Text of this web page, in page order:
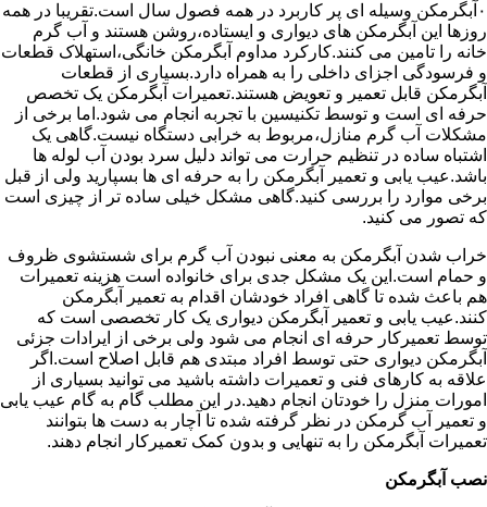
۰آبگرمکن وسیله ای پر کاربرد در همه فصول سال است.تقریبا در همه
روزها این آبگرمکن های دیواری و ایستاده،روشن هستند و آب گرم
خانه را تامین می کنند.کارکرد مداوم آبگرمکن خانگی،استهلاک قطعات
و فرسودگی اجزای داخلی را به همراه دارد.بسیاری از قطعات
آبگرمکن قابل تعمیر و تعویض هستند.تعمیرات آبگرمکن یک تخصص
حرفه ای است و توسط تکنیسین با تجربه انجام می شود.اما برخی از
مشکلات آب گرم منازل،مربوط به خرابی دستگاه نیست.گاهی یک
اشتباه ساده در تنظیم حرارت می تواند دلیل سرد بودن آب لوله ها
باشد.عیب یابی و تعمیر آبگرمکن را به حرفه ای ها بسپارید ولی از قبل
برخی موارد را بررسی کنید.گاهی مشکل خیلی ساده تر از چیزی است
که تصور می کنید.
خراب شدن آبگرمکن به معنی نبودن آب گرم برای شستشوی ظروف
و حمام است.این یک مشکل جدی برای خانواده است هزینه تعمیرات
هم باعث شده تا گاهی افراد خودشان اقدام به تعمیر آبگرمکن
کنند.عیب یابی و تعمیر آبگرمکن دیواری یک کار تخصصی است که
توسط تعمیرکار حرفه ای انجام می شود ولی برخی از ایرادات جزئی
آبگرمکن دیواری حتی توسط افراد مبتدی هم قابل اصلاح است.اگر
علاقه به کارهای فنی و تعمیرات داشته باشید می توانید بسیاری از
امورات منزل را خودتان انجام دهید.در این مطلب گام به گام عیب یابی
و تعمیر آب گرمکن در نظر گرفته شده تا آچار به دست ها بتوانند
تعمیرات آبگرمکن را به تنهایی و بدون کمک تعمیرکار انجام دهند.
نصب آبگرمکن